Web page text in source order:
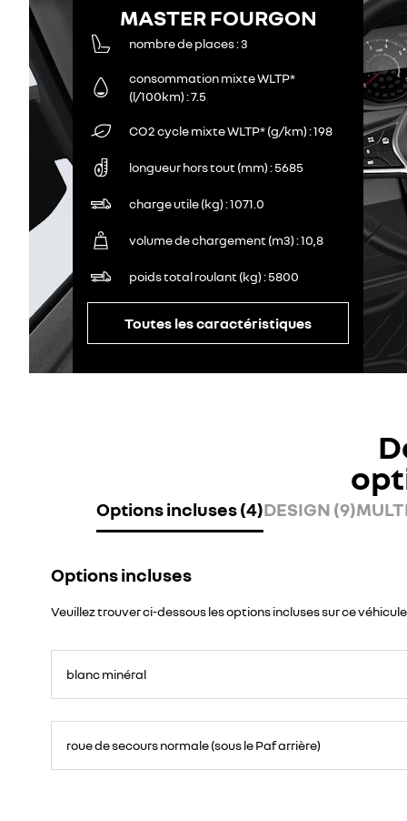
MASTER FOURGON
nombre de places 3
consommation mixte WLTP*
(l/100km) 7.5
CO2 cycle mixte WLTP* (g/km) 198
longueur hors tout (mm) 5685
charge utile (kg) 1071.0
volume de chargement (m3) 10,8
poids total roulant (kg) 5800
Toutes les caractéristiques
Options incluses (4)DESIGN (9)
Options incluses
Veuillez trouver ci-dessous les options incluses sur ce véhicule
blanc minéral
roue de secours normale (sous le Paf arrière)